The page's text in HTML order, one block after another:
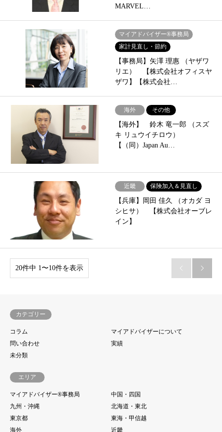
MARVEL…
マイアドバイザー®事務局
家計見直し・節約
【事務局】矢澤 理惠 （ヤザワ
リエ） 【株式会社オフィスヤ
ザワ】【株式会社…
海外 その他
【海外】 鈴木 竜一郎 （スズ
キ リュウイチロウ）
【（同）Japan Au…
近畿 保険加入＆見直し
【兵庫】岡田 佳久 （オカダ ヨ
シヒサ） 【株式会社オーブレ
イン】
20件中 1〜10件を表示  
カテゴリー
コラム
マイアドバイザーについて
問い合わせ
実績
未分類
エリア
マイアドバイザー®事務局
中国・四国
九州・沖縄
北海道・東北
東京都
東海・甲信越
海外
近畿